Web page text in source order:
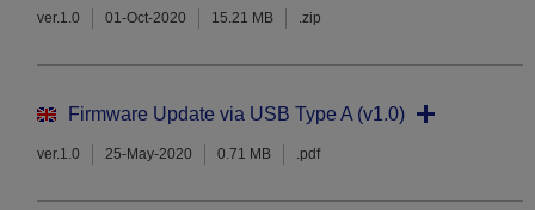
ver.1.0 01-Oct-2020 15.21 MB .zip
Firmware Update via USB Type A (v1.0)
ver.1.0 25-May-2020 0.71 MB .pdf